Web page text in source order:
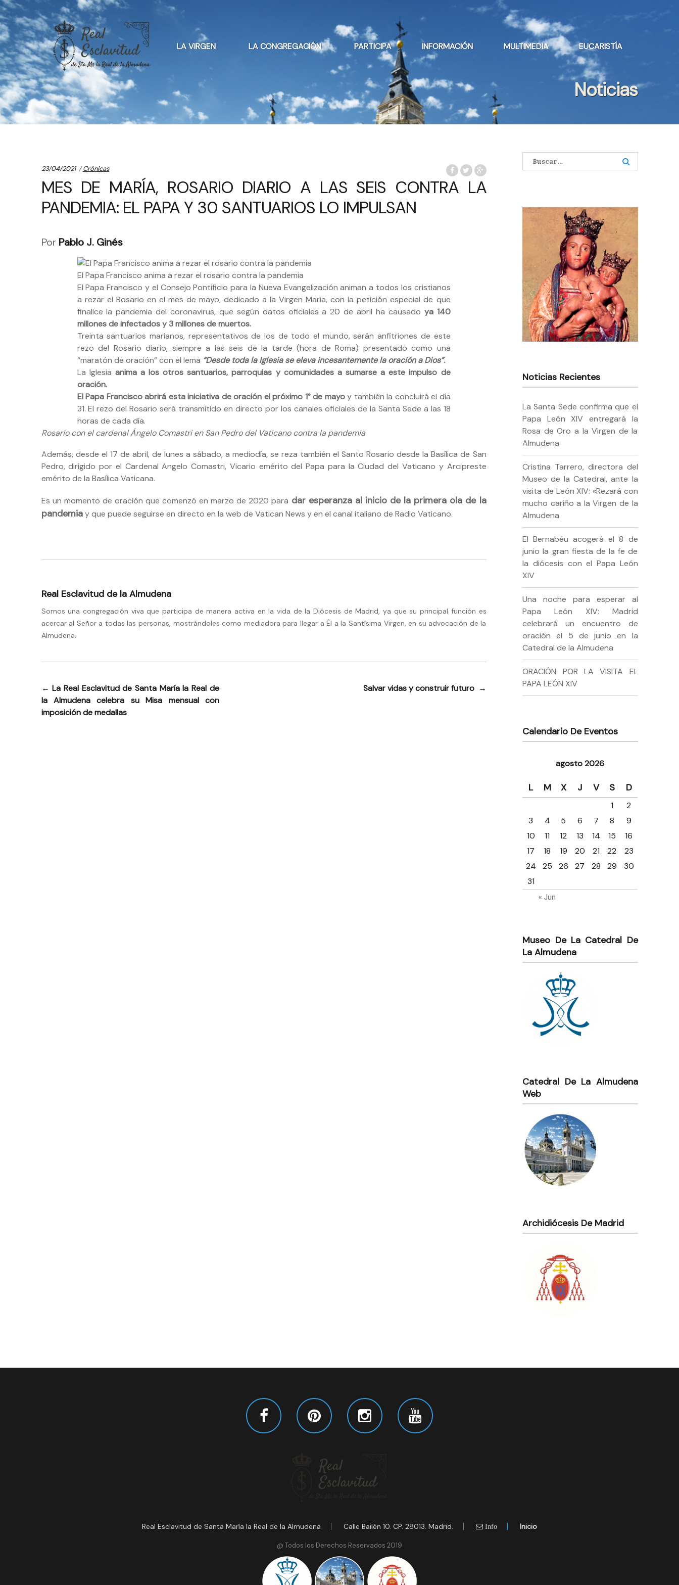
Skip
to
navigation
Skip
to
content
LA VIRGEN LA CONGREGACIÓN PARTICIPA INFORMACIÓN MULTIMEDIA EUCARISTÍA
Noticias
23/04/2021 Categories:
Crónicas
MES DE MARÍA, ROSARIO DIARIO A LAS SEIS CONTRA LA
PANDEMIA: EL PAPA Y 30 SANTUARIOS LO IMPULSAN
Por Pablo J. Ginés
El Papa Francisco anima a rezar el rosario contra la pandemia
El Papa Francisco y el Consejo Pontificio para la Nueva Evangelización animan a todos los cristianos
a rezar el Rosario en el mes de mayo, dedicado a la Virgen María, con la petición especial de que
finalice la pandemia del coronavirus, que según datos oficiales a 20 de abril ha causado ya 140
millones de infectados y 3 millones de muertos.
Treinta santuarios marianos, representativos de los de todo el mundo, serán anfitriones de este
rezo del Rosario diario, siempre a las seis de la tarde (hora de Roma) presentado como una
“maratón de oración” con el lema “Desde toda la Iglesia se eleva incesantemente la oración a Dios”.
La Iglesia anima a los otros santuarios, parroquias y comunidades a sumarse a este impulso de
oración.
El Papa Francisco abrirá esta iniciativa de oración el próximo 1° de mayoy también la concluirá el día
31. El rezo del Rosario será transmitido en directo por los canales oficiales de la Santa Sede a las 18
horas de cada día.
Rosario con el cardenal Ángelo Comastri en San Pedro del Vaticano contra la pandemia
Además, desde el 17 de abril, de lunes a sábado, a mediodía, se reza también el Santo Rosario desde la Basílica de San
Pedro, dirigido por el Cardenal Angelo Comastri, Vicario emérito del Papa para la Ciudad del Vaticano y Arcipreste
emérito de la Basílica Vaticana.
Es un momento de oración que comenzó en marzo de 2020 para dar esperanza al inicio de la primera ola de la
pandemiay que puede seguirse en directo en la web de Vatican News y en el canal italiano de Radio Vaticano.
Real Esclavitud de la Almudena
Somos una congregación viva que participa de manera activa en la vida de la Diócesis de Madrid, ya que su principal función es
acercar al Señor a todas las personas, mostrándoles como mediadora para llegar a Él a la Santísima Virgen, en su advocación de la
Almudena.
Navegación
de
entradas
← La Real Esclavitud de Santa María la Real de
la Almudena celebra su Misa mensual con
imposición de medallas
Salvar vidas y construir futuro →
Buscar:
Noticias Recientes
La Santa Sede confirma que el
Papa León XIV entregará la
Rosa de Oro a la Virgen de la
Almudena
Cristina Tarrero, directora del
Museo de la Catedral, ante la
visita de León XIV: «Rezará con
mucho cariño a la Virgen de la
Almudena
El Bernabéu acogerá el 8 de
junio la gran fiesta de la fe de
la diócesis con el Papa León
XIV
Una noche para esperar al
Papa León XIV: Madrid
celebrará un encuentro de
oración el 5 de junio en la
Catedral de la Almudena
ORACIÓN POR LA VISITA EL
PAPA LEÓN XIV
Calendario De Eventos
agosto 2026
L M X J V S D
« Jun
1
2
3
4 5 6 7 8
9
10
11 12 13 14 15
16
17
18 19 20 21 22
23
24
25 26 27 28 29
30
31
Museo De La Catedral De
La Almudena
Catedral De La Almudena
Web
Archidiócesis De Madrid
Real Esclavitud de Santa María la Real de la Almudena Calle Bailén 10. CP. 28013. Madrid. Info Inicio
@ Todos los Derechos Reservados 2019